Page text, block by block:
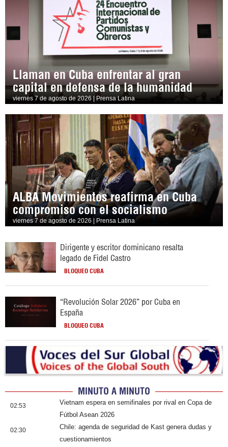
Llaman en Cuba enfrentar al gran
capital en defensa de la humanidad
viernes 7 de agosto de 2026 | Prensa Latina
ALBA Movimientos reafirma en Cuba
compromiso con el socialismo
viernes 7 de agosto de 2026 | Prensa Latina
Dirigente y escritor dominicano resalta
legado de Fidel Castro
BLOQUEO CUBA
“Revolución Solar 2026” por Cuba en
España
BLOQUEO CUBA
MINUTO A MINUTO
02:53
Vietnam espera en semifinales por rival en Copa de
Fútbol Asean 2026
02:30
Chile: agenda de seguridad de Kast genera dudas y
cuestionamientos